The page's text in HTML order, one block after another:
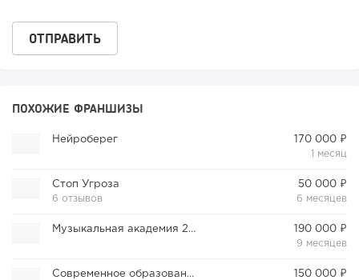
ПОХОЖИЕ ФРАНШИЗЫ
Нейроберег
170 000 ₽
1 месяц
Стоп Угроза
6 отзывов
50 000 ₽
6 месяцев
Музыкальная академия 20-20
190 000 ₽
9 месяцев
Современное образование
150 000 ₽